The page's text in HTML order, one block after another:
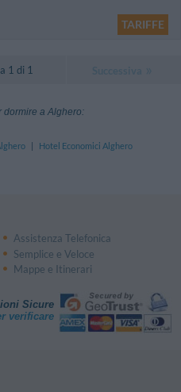
TARIFFE
1 di 1
dormire a Alghero:
Hotel Economici Alghero
Assistenza Telefonica
Semplice e Veloce
Mappe e Itinerari
Sicure
verificare